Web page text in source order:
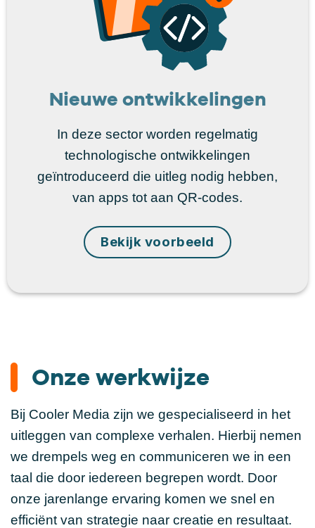
Nieuwe ontwikkelingen
In deze sector worden regelmatig
technologische ontwikkelingen
geïntroduceerd die uitleg nodig hebben,
van apps tot aan QR-codes.
Bekijk voorbeeld
Onze werkwijze
Bij Cooler Media zijn we gespecialiseerd in het
uitleggen van complexe verhalen. Hierbij nemen
we drempels weg en communiceren we in een
taal die door iedereen begrepen wordt. Door
onze jarenlange ervaring komen we snel en
efficiënt van strategie naar creatie en resultaat.